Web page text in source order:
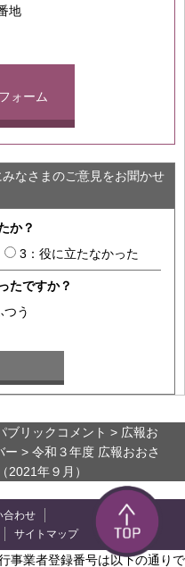
地
ォーム
なさまのご意見をお聞かせ
か？
3：役に立たなかった
たですか？
つう
ブリックコメント > 広報お
ー > 令和３年度 広報おおさ
2021年９月）
合わせ
サイトマップ
事業者登録番号は以下の通りで